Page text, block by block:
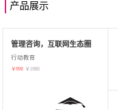
产品展示
管理咨询，互联网生态圈
行动教育
￥998 ￥ 1980